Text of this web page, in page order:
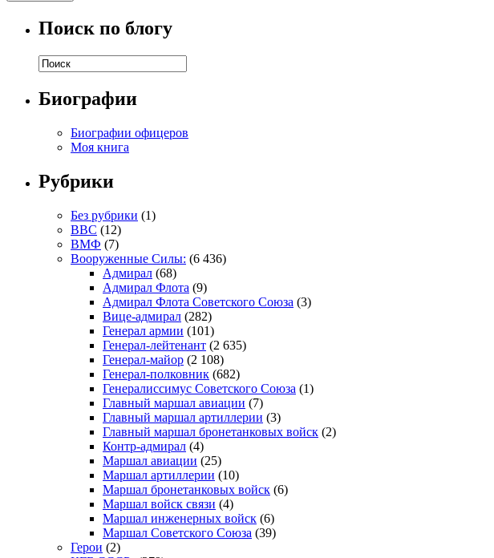
Поиск по блогу
Биографии
Биографии офицеров
Моя книга
Рубрики
Без рубрики (1)
ВВС (12)
ВМФ (7)
Вооруженные Силы: (6 436)
Адмирал (68)
Адмирал Флота (9)
Адмирал Флота Советского Союза (3)
Вице-адмирал (282)
Генерал армии (101)
Генерал-лейтенант (2 635)
Генерал-майор (2 108)
Генерал-полковник (682)
Генералиссимус Советского Союза (1)
Главный маршал авиации (7)
Главный маршал артиллерии (3)
Главный маршал бронетанковых войск (2)
Контр-адмирал (4)
Маршал авиации (25)
Маршал артиллерии (10)
Маршал бронетанковых войск (6)
Маршал войск связи (4)
Маршал инженерных войск (6)
Маршал Советского Союза (39)
Герои (2)